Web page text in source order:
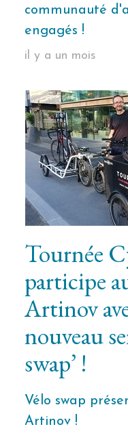
communauté
engagés !
il y a un mois
Tournée
participe
Artinov
nouveau
swap’ !
Vélo swap
Artinov !